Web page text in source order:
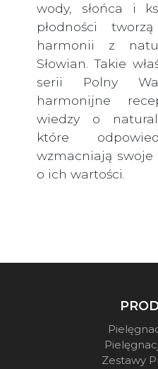
wody, słońca i
płodności
harmonii z
Słowian. Takie
serii Polny
harmonijne
wiedzy o
które
wzmacniają swoje
o ich wartości.
Zestawy